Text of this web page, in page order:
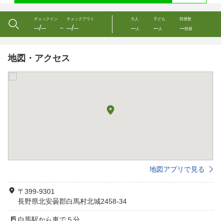
チェックイン
--/-- 〜
チェックアウト
--/--
大人
--人
子ども
--人
部屋数
--部屋
地図・アクセス
地図アプリで見る
〒399-9301
長野県北安曇郡白馬村北城2458-34